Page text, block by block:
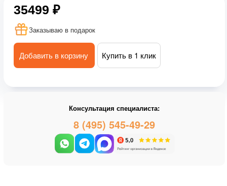
35499 ₽
Заказываю в подарок
Добавить в корзину Купить в 1 клик
Консультация специалиста:
8 (495) 545-49-29